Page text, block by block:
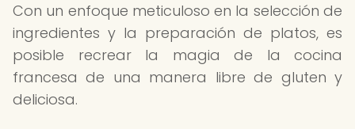
Con un enfoque meticuloso en la selección de
ingredientes y la preparación de platos, es
posible recrear la magia de la cocina
francesa de una manera libre de gluten y
deliciosa.